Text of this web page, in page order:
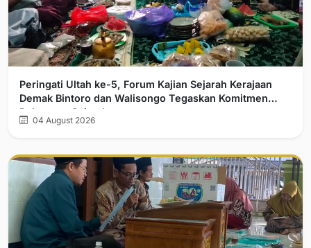
Peringati Ultah ke-5, Forum Kajian Sejarah Kerajaan
Demak Bintoro dan Walisongo Tegaskan Komitmen
Pelurusan Sejarah
04 August 2026